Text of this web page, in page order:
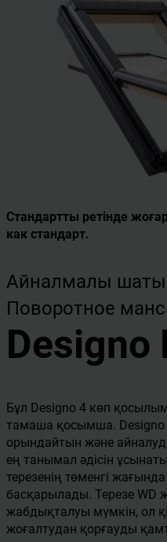
Стандартты ретінде
как стандарт.
Айналмалы
Поворотное
Designo
Бұл Designo 4 көп
тамаша қосымша. Designo
орындайтын және
ең танымал әдісін
терезенің төменгі
басқарылады. Терезе
жабдықталуы мүмкін, ол
жоғалтудан қорғауды